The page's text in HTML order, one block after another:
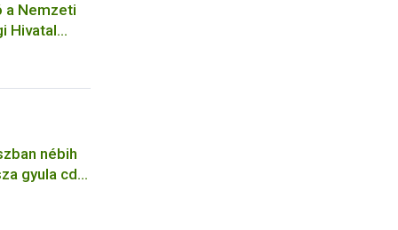
a Nemzeti
Hivatal
nébih
gyula cdc